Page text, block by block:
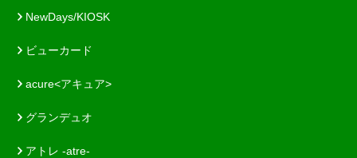
NewDays/KIOSK
ビューカード
acure<アキュア>
グランデュオ
アトレ -atre-